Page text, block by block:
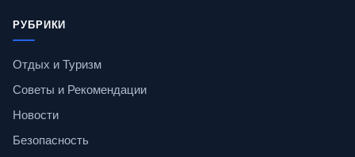
РУБРИКИ
Отдых и Туризм
Советы и Рекомендации
Новости
Безопасность